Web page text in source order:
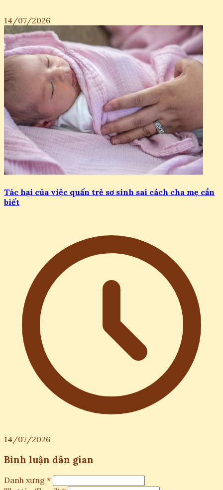
14/07/2026
Tác hại của việc quấn trẻ sơ sinh sai cách cha mẹ cần
biết
14/07/2026
Bình luận dân gian
Danh xưng *